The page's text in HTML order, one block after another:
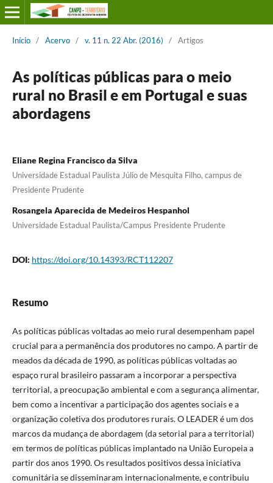
Início / Acervo / v. 11 n. 22 Abr. (2016) / Artigos
As políticas públicas para o meio
rural no Brasil e em Portugal e suas
abordagens
Eliane Regina Francisco da Silva
Universidade Estadual Paulista Júlio de Mesquita Filho, campus de
Presidente Prudente
Rosangela Aparecida de Medeiros Hespanhol
Universidade Estadual Paulista/Campus Presidente Prudente
DOI: https://doi.org/10.14393/RCT112207
Resumo
As políticas públicas voltadas ao meio rural desempenham papel
crucial para a permanência dos produtores no campo. A partir de
meados da década de 1990, as políticas públicas voltadas ao
espaço rural brasileiro passaram a incorporar a perspectiva
territorial, a preocupação ambiental e com a segurança alimentar,
bem como a incentivar a participação dos agentes sociais e a
organização coletiva dos produtores rurais. O LEADER é um dos
marcos da mudança de abordagem (da setorial para a territorial)
em termos de políticas públicas implantado na União Europeia a
partir dos anos 1990. Os resultados positivos dessa iniciativa
comunitária se disseminaram internacionalmente, e contribuiu